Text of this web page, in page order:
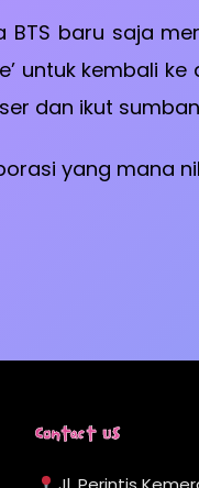
BTS baru saja
untuk kembali
dan ikut
yang mana
Contact Us